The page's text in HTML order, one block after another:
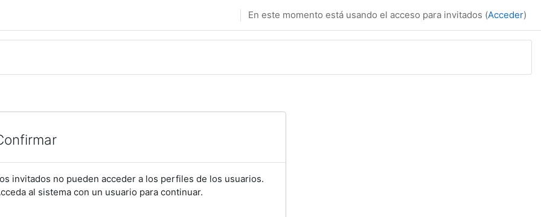
En este momento está usando el acceso para invitados (Acceder)
invitados no pueden acceder a los perfiles de los usuarios.
al sistema con un usuario para continuar.